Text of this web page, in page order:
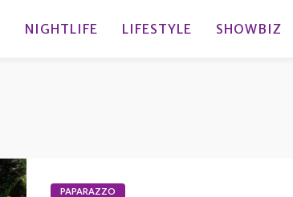
NIGHTLIFE LIFESTYLE SHOWBIZ
PAPARAZZO